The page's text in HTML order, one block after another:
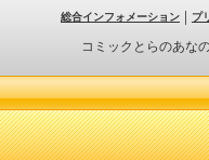
コミックとらのあな
総合インフォメーション プ